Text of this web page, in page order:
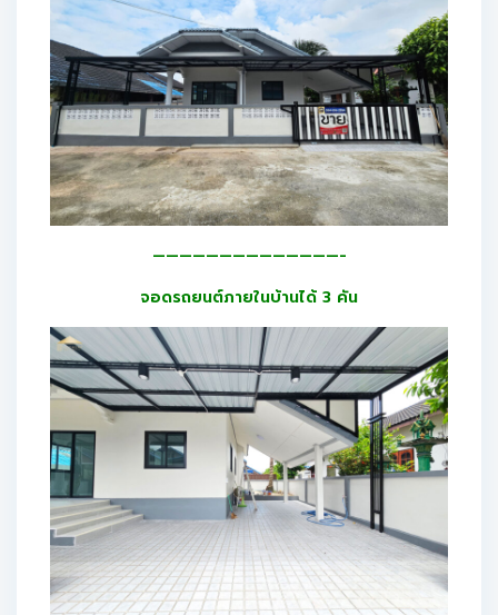
——————————————-
จอดรถยนต์ภายในบ้านได้ 3 คัน